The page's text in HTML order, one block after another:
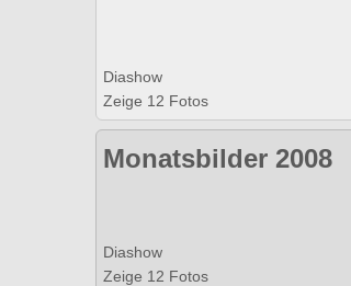
Diashow
Zeige 12 Fotos
Monatsbilder 2008
Diashow
Zeige 12 Fotos